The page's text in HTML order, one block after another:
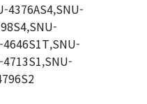
4376AS4,SNU-